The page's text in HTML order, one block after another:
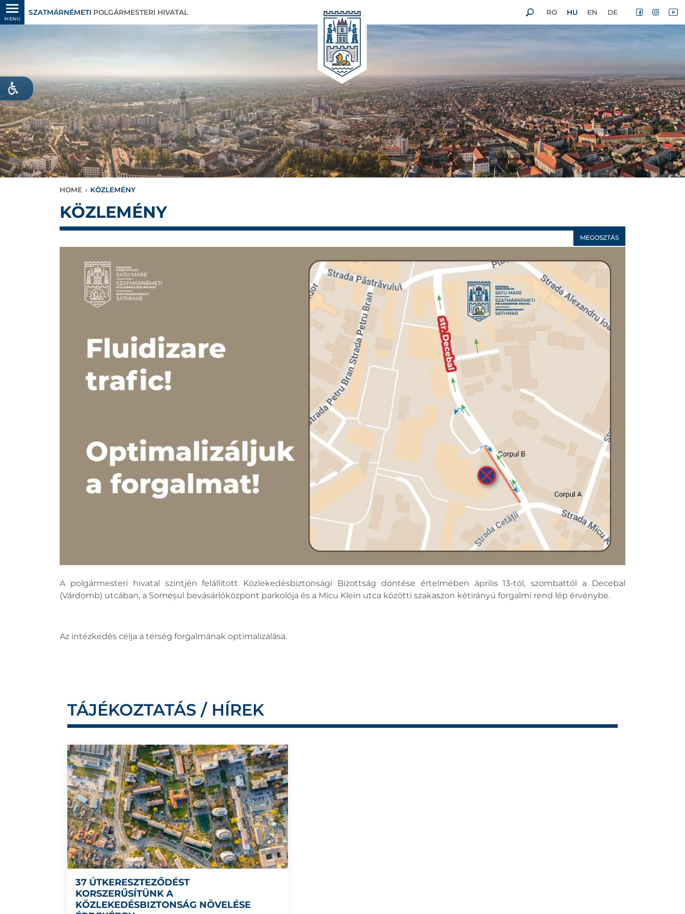
MENU
SZATMÁRNÉMETI POLGÁRMESTERI HIVATAL RO HU EN DE
HOME › KÖZLEMÉNY
KÖZLEMÉNY
MEGOSZTÁS
A polgármesteri hivatal szintjén felállított Közlekedésbiztonsági Bizottság döntése értelmében április 13-tól, szombattól a Decebal
(Várdomb) utcában, a Someșul bevásárlóközpont parkolója és a Micu Klein utca közötti szakaszon kétirányú forgalmi rend lép érvénybe.
Az intézkedés célja a térség forgalmának optimalizálása.
TÁJÉKOZTATÁS / HÍREK
37 ÚTKERESZTEZŐDÉST
KORSZERŰSÍTÜNK A
KÖZLEKEDÉSBIZTONSÁG NÖVELÉSE